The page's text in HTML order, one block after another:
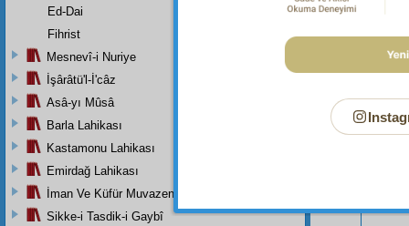
Ed-Dai
Fihrist
Mesnevî-i Nuriye
İşârâtü'l-İ'câz
Asâ-yı Mûsâ
Barla Lahikası
Kastamonu Lahikası
Emirdağ Lahikası
İman Ve Küfür Muvazeneleri
Sikke-i Tasdik-i Gaybî